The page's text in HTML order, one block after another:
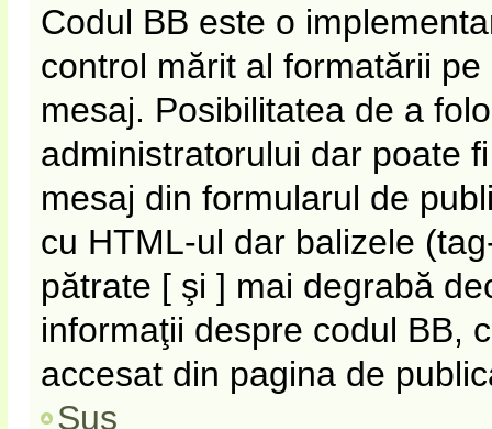
Codul BB este o
control mărit al formatării
mesaj. Posibilitatea de a
administratorului dar poate
mesaj din formularul de
cu HTML-ul dar balizele
pătrate [ şi ] mai degrabă
informaţii despre codul BB,
accesat din pagina de
Sus